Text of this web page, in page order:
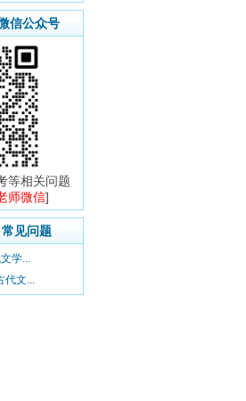
信公众号
等相关问题
师微信]
常见问题
学...
代文...